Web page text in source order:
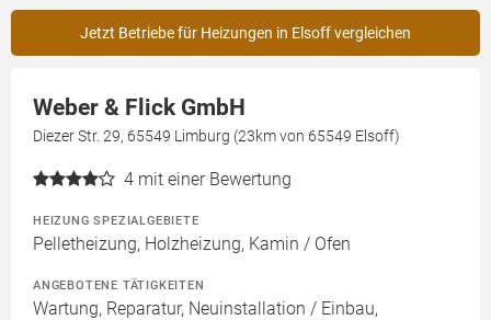
Jetzt Betriebe für Heizungen in Elsoff vergleichen
Weber & Flick GmbH
Diezer Str. 29, 65549 Limburg (23km von 65549 Elsoff)
4 mit einer Bewertung
HEIZUNG SPEZIALGEBIETE
Pelletheizung, Holzheizung, Kamin / Ofen
ANGEBOTENE TÄTIGKEITEN
Wartung, Reparatur, Neuinstallation / Einbau,